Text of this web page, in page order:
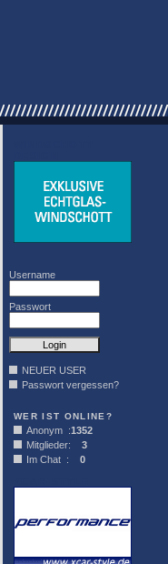
Username
Passwort
NEUER USER
Passwort vergessen?
WER IST ONLINE?
Anonym :1352
Mitglieder: 3
Im Chat : 0